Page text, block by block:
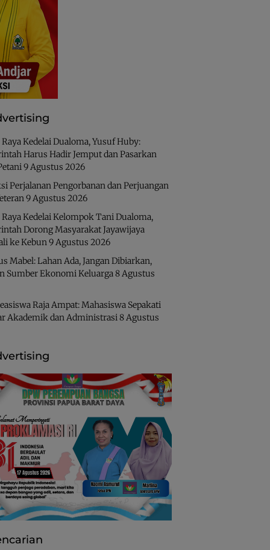
Raya Kedelai Dualoma, Yusuf Huby:
Harus Hadir Jemput dan Pasarkan
9 Agustus 2026
Perjalanan Pengorbanan dan Perjuangan
9 Agustus 2026
Raya Kedelai Kelompok Tani Dualoma,
Dorong Masyarakat Jayawijaya
ke Kebun9 Agustus 2026
Mabel: Lahan Ada, Jangan Dibiarkan,
Sumber Ekonomi Keluarga8 Agustus
Raja Ampat: Mahasiswa Sepakati
Akademik dan Administrasi8 Agustus